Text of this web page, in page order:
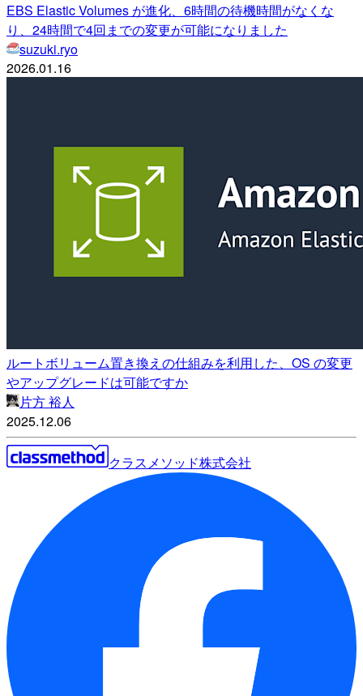
EBS Elastic Volumes が進化、6時間の待機時間がなくな
り、24時間で4回までの変更が可能になりました
suzuki.ryo
2026.01.16
ルートボリューム置き換えの仕組みを利用した、OS の変更
やアップグレードは可能ですか
片方 裕人
2025.12.06
クラスメソッド株式会社